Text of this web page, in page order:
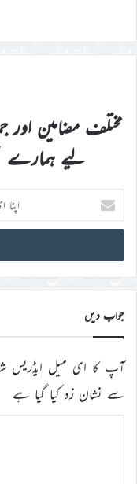
مختلف مضامین
لیے ہمارے
اپنا
ای
میل
ڈی
درج
کریں
جواب دیں
آپ کا ای میل ایڈریس
سے نشان زد کیا گیا ہے